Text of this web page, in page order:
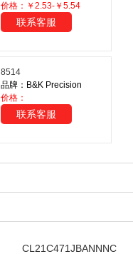
价格：￥2.53-￥5.54
联系客服
8514
品牌：B&K Precision
价格：
联系客服
CL21C471JBANNNC